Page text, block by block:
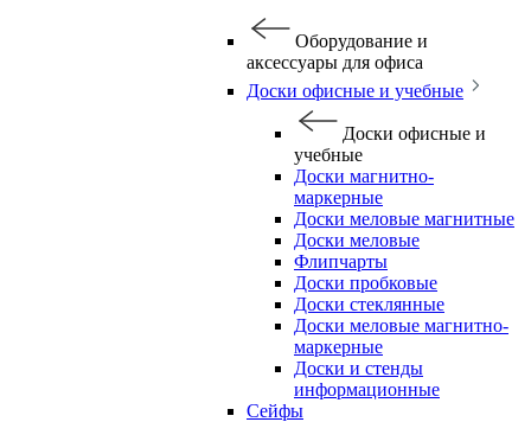
Оборудование и
аксессуары для офиса
Доски офисные и учебные
Доски офисные и
учебные
Доски магнитно-
маркерные
Доски меловые магнитные
Доски меловые
Флипчарты
Доски пробковые
Доски стеклянные
Доски меловые магнитно-
маркерные
Доски и стенды
информационные
Сейфы